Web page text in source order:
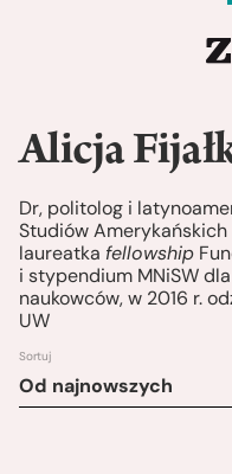
Alicja
Dr, politolog i
Studiów
laureatka fellowship
i stypendium MNiSW
naukowców, w 2016 r.
UW
Sortuj
Od najnowszych